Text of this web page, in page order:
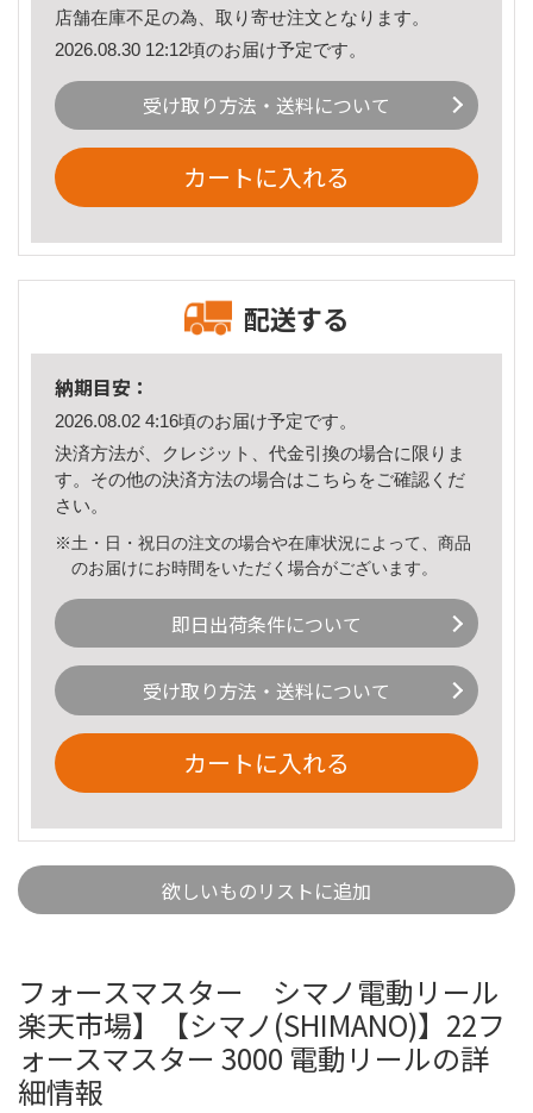
店舗在庫不足の為、取り寄せ注文となります。
2026.08.30 12:12頃のお届け予定です。
受け取り方法・送料について
カートに入れる
配送する
納期目安：
2026.08.02 4:16頃のお届け予定です。
決済方法が、クレジット、代金引換の場合に限りま
す。その他の決済方法の場合はこちら をご確認くだ
さい。
※土・日・祝日の注文の場合や在庫状況によって、商品
のお届けにお時間をいただく場合がございます。
即日出荷条件について
受け取り方法・送料について
カートに入れる
欲しいものリストに追加
フォースマスター シマノ電動リール
楽天市場】【シマノ(SHIMANO)】22フ
ォースマスター 3000 電動リールの詳
細情報